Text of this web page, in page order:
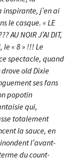
inspirante, j’en ai
le casque. « LE
AU NOIR J’AI DIT,
le « 8 » !!! Le
spectacle, quand
old Dixie
ses fans
popotin
qui,
totalement
la sauce, en
l’avant-
du count-